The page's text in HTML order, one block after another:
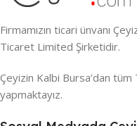
Firmamızın ticari ünvanı
Ticaret Limited Şirketidir.
Çeyizin Kalbi Bursa’dan
yapmaktayız.